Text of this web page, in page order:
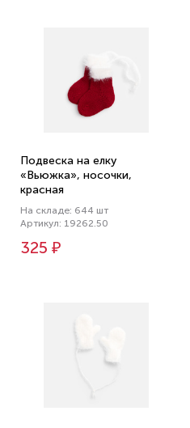
Подвеска на елку
«Вьюжка», носочки,
красная
На складе: 644 шт
Артикул: 19262.50
325 ₽